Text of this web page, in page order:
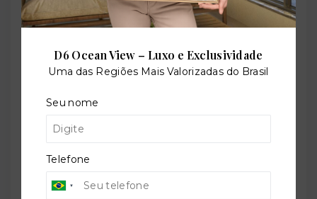
Localização
−
D6 Ocean View – Luxo e Exclusividade
Uma das Regiões Mais Valorizadas do Brasil
Seu nome
Telefone